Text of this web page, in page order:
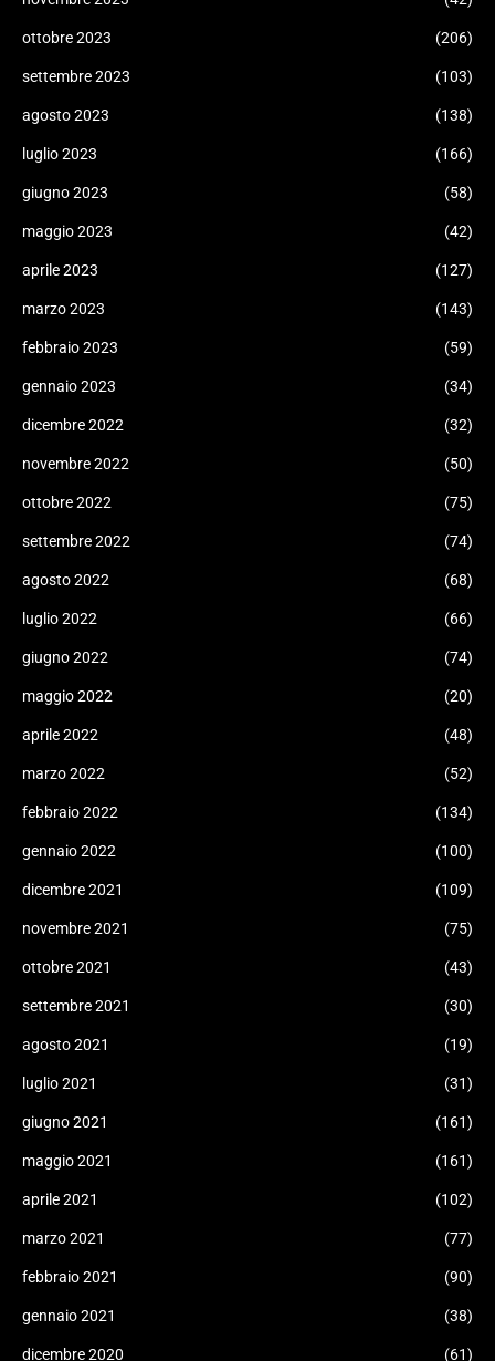
ottobre 2023 (206)
settembre 2023 (103)
agosto 2023 (138)
luglio 2023 (166)
giugno 2023 (58)
maggio 2023 (42)
aprile 2023 (127)
marzo 2023 (143)
febbraio 2023 (59)
gennaio 2023 (34)
dicembre 2022 (32)
novembre 2022 (50)
ottobre 2022 (75)
settembre 2022 (74)
agosto 2022 (68)
luglio 2022 (66)
giugno 2022 (74)
maggio 2022 (20)
aprile 2022 (48)
marzo 2022 (52)
febbraio 2022 (134)
gennaio 2022 (100)
dicembre 2021 (109)
novembre 2021 (75)
ottobre 2021 (43)
settembre 2021 (30)
agosto 2021 (19)
luglio 2021 (31)
giugno 2021 (161)
maggio 2021 (161)
aprile 2021 (102)
marzo 2021 (77)
febbraio 2021 (90)
gennaio 2021 (38)
dicembre 2020 (61)